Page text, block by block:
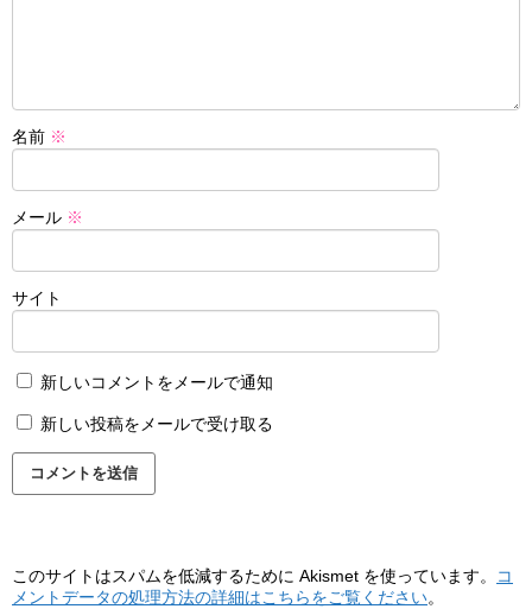
名前 ※
メール ※
サイト
新しいコメントをメールで通知
新しい投稿をメールで受け取る
このサイトはスパムを低減するために Akismet を使っています。
コ
メントデータの処理方法の詳細はこちらをご覧ください。